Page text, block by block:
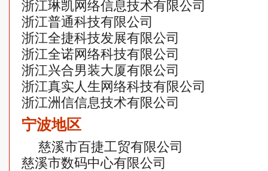
浙江琳凯网络信息技术有限公司
浙江普通科技有限公司
浙江全捷科技发展有限公司
浙江全诺网络科技有限公司
浙江兴合男装大厦有限公司
浙江真实人生网络科技有限公司
浙江洲信信息技术有限公司
宁波地区
慈溪市百捷工贸有限公司
慈溪市数码中心有限公司